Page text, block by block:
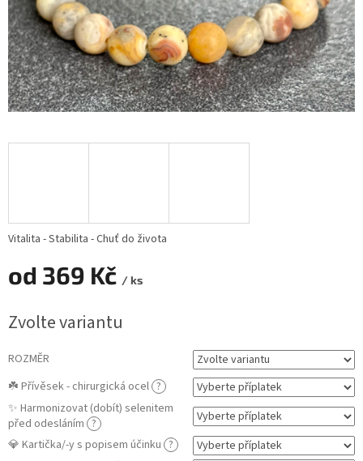
od 369 Kč / ks
cena:
Zvolte variantu
ROZMĚR
☘️ Přívěsek - chirurgická ocel ?
✨ Harmonizovat (dobít) selenitem
před odesláním ?
💎 Kartička/-y s popisem účinku ?
Vitalita - Stabilita - Chuť do života